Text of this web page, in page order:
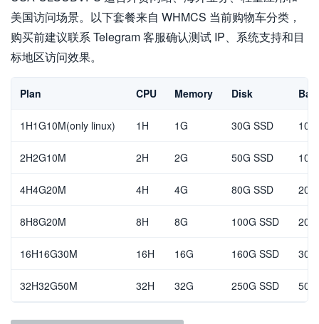
美国访问场景。以下套餐来自 WHMCS 当前购物车分类，
购买前建议联系 Telegram 客服确认测试 IP、系统支持和目
标地区访问效果。
Plan CPU Memory Disk
1H1G10M(only linux) 1H 1G 30G SSD
2H2G10M 2H 2G 50G SSD
4H4G20M 4H 4G 80G SSD
8H8G20M 8H 8G 100G SSD
16H16G30M 16H 16G 160G SSD
32H32G50M 32H 32G 250G SSD